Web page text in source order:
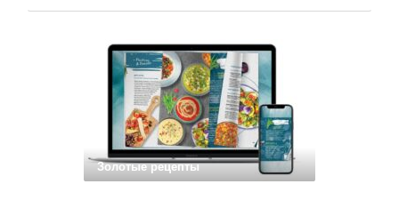
специального оборудования, однако на практике сделать
кухне. Главное — …
Золотые рецепты